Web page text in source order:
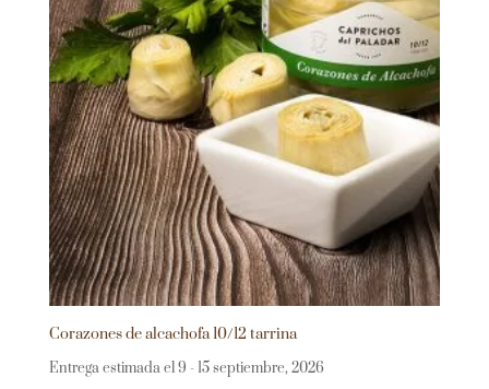
Corazones de alcachofa 10/12 tarrina
Entrega estimada el 9 - 15 septiembre, 2026